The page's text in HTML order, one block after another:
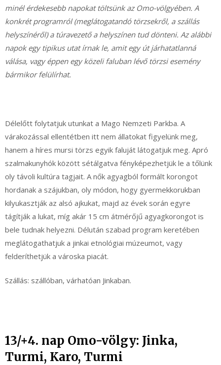
minél érdekesebb napokat töltsünk az Omo-völgyében. A
konkrét programról (meglátogatandó törzsekről, a szállás
helyszínéről) a túravezető a helyszínen tud dönteni. Az alábbi
napok egy tipikus utat írnak le, amit egy út járhatatlanná
válása, vagy éppen egy közeli faluban lévő törzsi esemény
bármikor felülírhat.
Délelőtt folytatjuk utunkat a Mago Nemzeti Parkba. A
várakozással ellentétben itt nem állatokat figyelünk meg,
hanem a híres mursi törzs egyik faluját látogatjuk meg. Apró
szalmakunyhók között sétálgatva fényképezhetjük le a tőlünk
oly távoli kultúra tagjait. A nők agyagból formált korongot
hordanak a szájukban, oly módon, hogy gyermekkorukban
kilyukasztják az alsó ajkukat, majd az évek során egyre
tágítják a lukat, míg akár 15 cm átmérőjű agyagkorongot is
bele tudnak helyezni. Délután szabad program keretében
meglátogathatjuk a jinkai etnológiai múzeumot, vagy
felderíthetjük a városka piacát.
Szállás: szállóban, várhatóan Jinkaban.
13/+4. nap Omo-völgy: Jinka,
Turmi, Karo, Turmi